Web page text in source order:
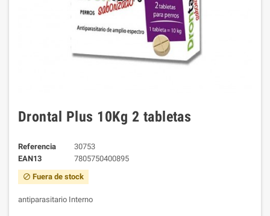
Drontal Plus 10Kg 2 tabletas
Referencia
30753
EAN13
7805750400895
block Fuera de stock
antiparasitario Interno